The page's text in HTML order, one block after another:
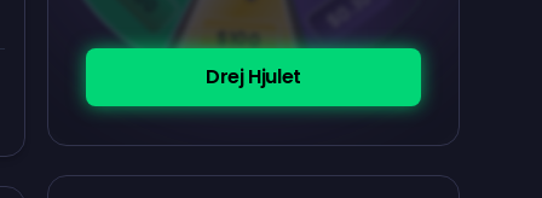
Drej Hjulet
$100